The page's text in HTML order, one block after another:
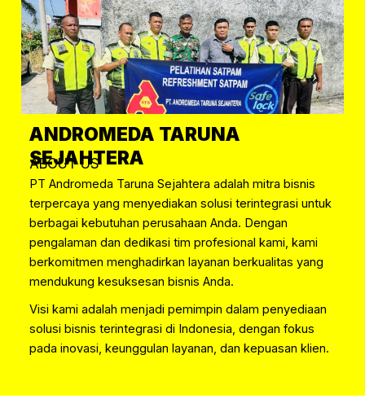
ANDROMEDA TARUNA
SEJAHTERA
ABOUT US
PT Andromeda Taruna Sejahtera adalah mitra bisnis
terpercaya yang menyediakan solusi terintegrasi untuk
berbagai kebutuhan perusahaan Anda. Dengan
pengalaman dan dedikasi tim profesional kami, kami
berkomitmen menghadirkan layanan berkualitas yang
mendukung kesuksesan bisnis Anda.
Visi kami adalah menjadi pemimpin dalam penyediaan
solusi bisnis terintegrasi di Indonesia, dengan fokus
pada inovasi, keunggulan layanan, dan kepuasan klien.